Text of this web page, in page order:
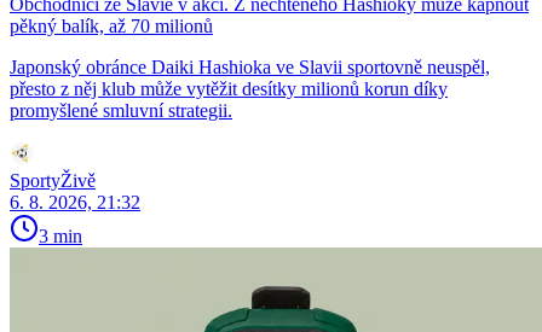
Obchodníci ze Slavie v akci. Z nechtěného Hashioky může kápnout
pěkný balík, až 70 milionů
Japonský obránce Daiki Hashioka ve Slavii sportovně neuspěl,
přesto z něj klub může vytěžit desítky milionů korun díky
promyšlené smluvní strategii.
SportyŽivě
6. 8. 2026, 21:32
3 min